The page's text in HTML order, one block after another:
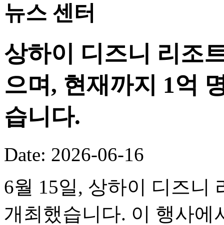
뉴스 센터
상하이 디즈니 리조
으며, 현재까지 1억
습니다.
Date: 2026-06-16
6월 15일, 상하이 디즈니
개최했습니다. 이 행사에